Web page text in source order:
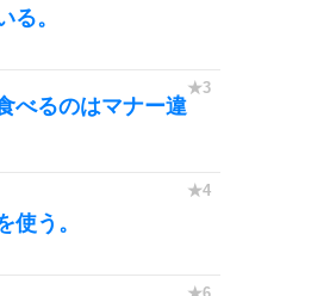
。
べるのはマナー違
う。